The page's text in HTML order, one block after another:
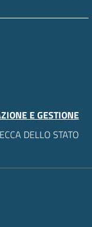
E GESTIONE
DELLO STATO